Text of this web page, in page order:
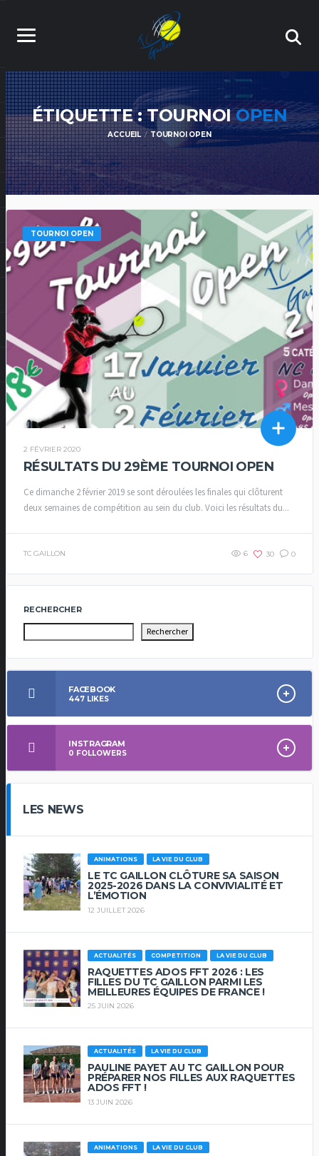
ÉTIQUETTE : TOURNOIOPEN
ACCUEIL TOURNOI OPEN
TOURNOI OPEN
2 FÉVRIER 2020
RÉSULTATS DU 29ÈME TOURNOI OPEN
Ce dimanche 2 février 2019 se sont déroulées les finales qui clôturent
deux semaines de compétition au sein du club. Voici les résultats du...
TC GAILLON 6 30 0
RECHERCHER
Rechercher
FACEBOOK
447 LIKES
INSTRAGRAM
0 FOLLOWERS
LES NEWS
ANIMATIONS LA VIE DU CLUB
LE TC GAILLON CLÔTURE SA SAISON
2025-2026 DANS LA CONVIVIALITÉ ET
L’ÉMOTION
12 JUILLET 2026
ACTUALITÉS COMPETITION LA VIE DU CLUB
RAQUETTES ADOS FFT 2026 : LES
FILLES DU TC GAILLON PARMI LES
MEILLEURES ÉQUIPES DE FRANCE !
25 JUIN 2026
ACTUALITÉS LA VIE DU CLUB
PAULINE PAYET AU TC GAILLON POUR
PRÉPARER NOS FILLES AUX RAQUETTES
ADOS FFT !
13 JUIN 2026
ANIMATIONS LA VIE DU CLUB